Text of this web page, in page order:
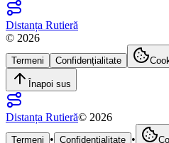
Distanța Rutieră
© 2026
Termeni Confidențialitate
Înapoi sus
Distanța Rutieră© 2026
Termeni • Confidențialitate •